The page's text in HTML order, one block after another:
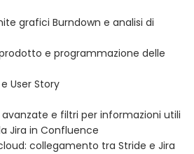
grafici Burndown e analisi di
e programmazione delle
User Story
e filtri per informazioni utili
Jira in Confluence
collegamento tra Stride e Jira